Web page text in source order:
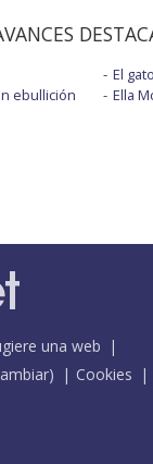
ebullición
El
Ella
una web
)
Cookies